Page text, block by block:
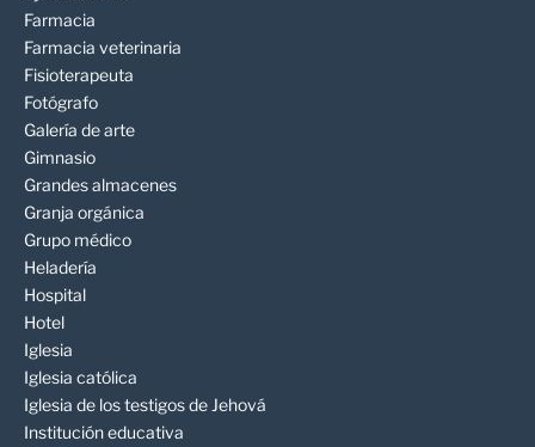
Farmacia
Farmacia veterinaria
Fisioterapeuta
Fotógrafo
Galería de arte
Gimnasio
Grandes almacenes
Granja orgánica
Grupo médico
Heladería
Hospital
Hotel
Iglesia
Iglesia católica
Iglesia de los testigos de Jehová
Institución educativa